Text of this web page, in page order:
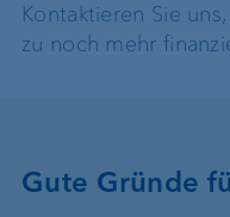
Kontaktieren Sie
zu noch mehr
Gute Gründe